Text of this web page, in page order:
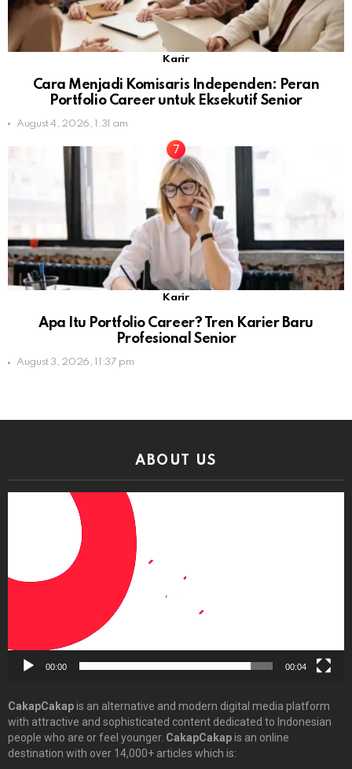
Karir
Cara Menjadi Komisaris Independen: Peran
Portfolio Career untuk Eksekutif Senior
August 4, 2026, 1:31 am
Karir
Apa Itu Portfolio Career? Tren Karier Baru
Profesional Senior
August 3, 2026, 11:37 pm
ABOUT US
00:00 00:04
CakapCakapis an alternative and modern digital media platform
with attractive and sophisticated content dedicated to Indonesian
people who are or feel younger. CakapCakapis an online
destination with over 14,000+ articles which is: